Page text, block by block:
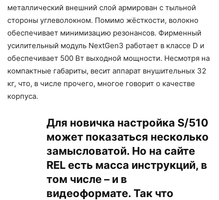
металлический внешний слой армирован с тыльной
стороны углеволокном. Помимо жёсткости, волокно
обеспечивает минимизацию резонансов. Фирменный
усилительный модуль NextGen3 работает в классе D и
обеспечивает 500 Вт выходной мощности. Несмотря на
компактные габариты, весит аппарат внушительных 32
кг, что, в числе прочего, многое говорит о качестве
корпуса.
Для новичка настройка S/510
может показаться несколько
замысловатой. Но на сайте
REL есть масса инструкций, в
том числе – и в
видеоформате. Так что